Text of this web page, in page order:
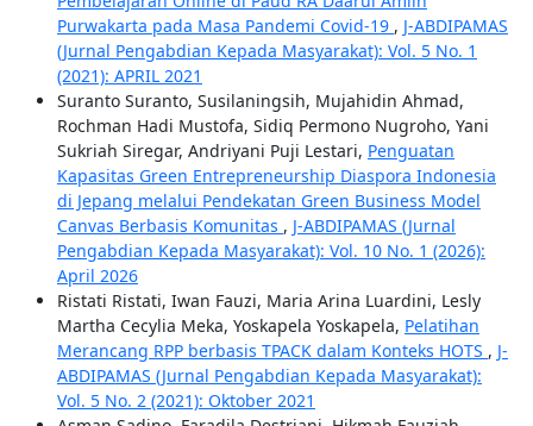
Purwakarta pada Masa Pandemi Covid-19 , J-ABDIPAMAS
(Jurnal Pengabdian Kepada Masyarakat): Vol. 5 No. 1
(2021): APRIL 2021
Suranto Suranto, Susilaningsih, Mujahidin Ahmad,
Rochman Hadi Mustofa, Sidiq Permono Nugroho, Yani
Sukriah Siregar, Andriyani Puji Lestari, Penguatan
Kapasitas Green Entrepreneurship Diaspora Indonesia
di Jepang melalui Pendekatan Green Business Model
Canvas Berbasis Komunitas , J-ABDIPAMAS (Jurnal
Pengabdian Kepada Masyarakat): Vol. 10 No. 1 (2026):
April 2026
Ristati Ristati, Iwan Fauzi, Maria Arina Luardini, Lesly
Martha Cecylia Meka, Yoskapela Yoskapela, Pelatihan
Merancang RPP berbasis TPACK dalam Konteks HOTS , J-
ABDIPAMAS (Jurnal Pengabdian Kepada Masyarakat):
Vol. 5 No. 2 (2021): Oktober 2021